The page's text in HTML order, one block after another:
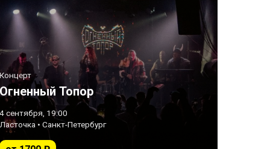
Концерт
Огненный Топор
4 сентября, 19:00
Ласточка • Санкт-Петербург